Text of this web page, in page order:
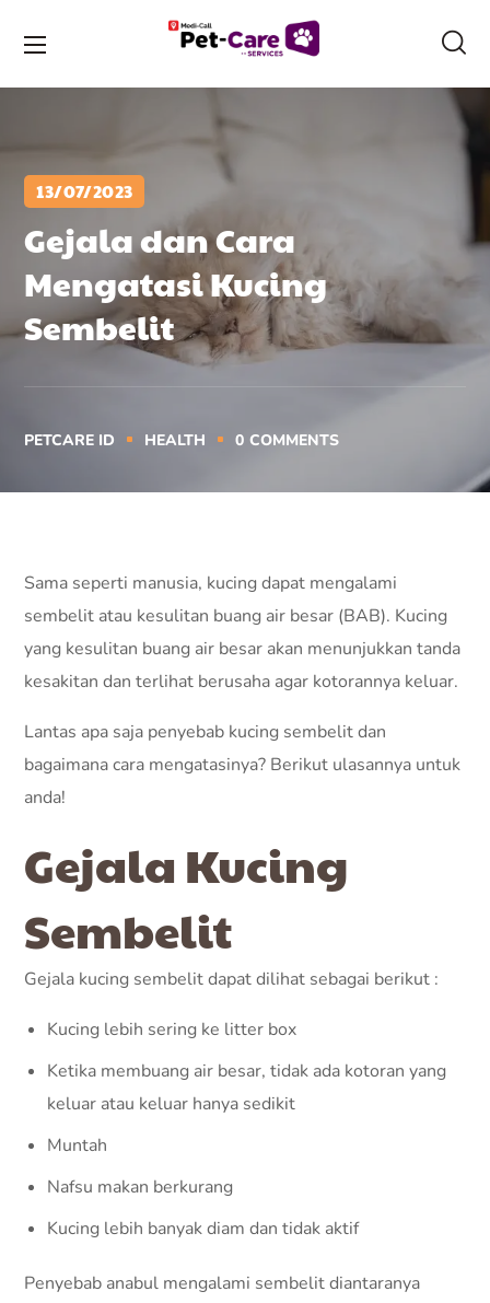
13/07/2023
Gejala dan Cara
Mengatasi Kucing
Sembelit
PETCARE ID HEALTH 0 COMMENTS
Sama seperti manusia, kucing dapat mengalami
sembelit atau kesulitan buang air besar (BAB). Kucing
yang kesulitan buang air besar akan menunjukkan tanda
kesakitan dan terlihat berusaha agar kotorannya keluar.
Lantas apa saja penyebab kucing sembelit dan
bagaimana cara mengatasinya? Berikut ulasannya untuk
anda!
Gejala Kucing
Sembelit
Gejala kucing sembelit dapat dilihat sebagai berikut :
Kucing lebih sering ke litter box
Ketika membuang air besar, tidak ada kotoran yang
keluar atau keluar hanya sedikit
Muntah
Nafsu makan berkurang
Kucing lebih banyak diam dan tidak aktif
Penyebab anabul mengalami sembelit diantaranya